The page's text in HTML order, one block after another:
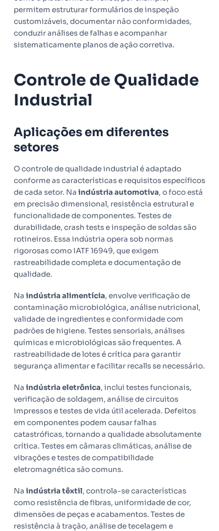
permitem estruturar formulários de inspeção
customizáveis, documentar não conformidades,
conduzir análises de falhas e acompanhar
sistematicamente planos de ação corretiva.
Controle de Qualidade
Industrial
Aplicações em diferentes
setores
O controle de qualidade industrial é adaptado
conforme as características e requisitos específicos
de cada setor. Na indústria automotiva, o foco está
em precisão dimensional, resistência estrutural e
funcionalidade de componentes. Testes de
durabilidade, crash tests e inspeção de soldas são
rotineiros. Essa indústria opera sob normas
rigorosas como IATF 16949, que exigem
rastreabilidade completa e documentação de
qualidade.
Na indústria alimentícia, envolve verificação de
contaminação microbiológica, análise nutricional,
validade de ingredientes e conformidade com
padrões de higiene. Testes sensoriais, análises
químicas e microbiológicas são frequentes. A
rastreabilidade de lotes é crítica para garantir
segurança alimentar e facilitar recalls se necessário.
Na indústria eletrônica, inclui testes funcionais,
verificação de soldagem, análise de circuitos
impressos e testes de vida útil acelerada. Defeitos
em componentes podem causar falhas
catastróficas, tornando a qualidade absolutamente
crítica. Testes em câmaras climáticas, análise de
vibrações e testes de compatibilidade
eletromagnética são comuns.
Na indústria têxtil, controla-se características
como resistência de fibras, uniformidade de cor,
dimensões de peças e acabamentos. Testes de
resistência à tração, análise de tecelagem e